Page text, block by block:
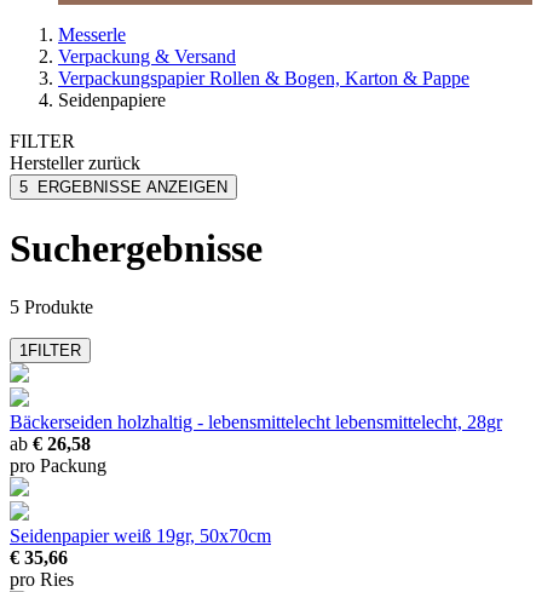
Messerle
Verpackung & Versand
Verpackungspapier Rollen & Bogen, Karton & Pappe
Seidenpapiere
FILTER
Herstellerzurück
Folia
Pfleiderer
5 ERGEBNISSE ANZEIGEN
Suchergebnisse
5 Produkte
1FILTER
Bäckerseiden holzhaltig - lebensmittelecht lebensmittelecht, 28gr
ab € 26,58
pro Packung
Seidenpapierweiß 19gr, 50x70cm
€ 35,66
pro Ries